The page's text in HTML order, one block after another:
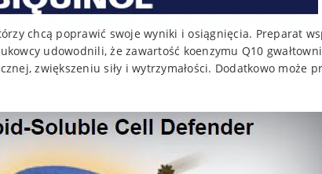
chcą poprawić swoje wyniki i osiągnięcia. Preparat
udowodnili, że zawartość koenzymu Q10
zwiększeniu siły i wytrzymałości. Dodatkowo może